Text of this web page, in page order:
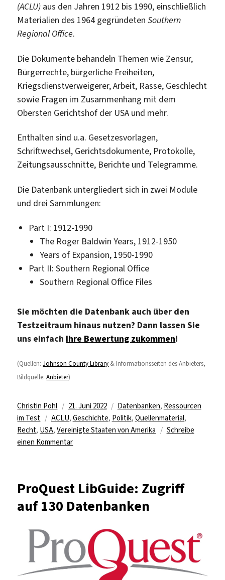
(ACLU) aus den Jahren 1912 bis 1990, einschließlich
Materialien des 1964 gegründetenSouthern
Regional Office.
Die Dokumente behandeln Themen wie Zensur,
Bürgerrechte, bürgerliche Freiheiten,
Kriegsdienstverweigerer, Arbeit, Rasse, Geschlecht
sowie Fragen im Zusammenhang mit dem
Obersten Gerichtshof der USA und mehr.
Enthalten sind u.a. Gesetzesvorlagen,
Schriftwechsel, Gerichtsdokumente, Protokolle,
Zeitungsausschnitte, Berichte und Telegramme.
Die Datenbank untergliedert sich in zwei Module
und drei Sammlungen:
Part I: 1912-1990
The Roger Baldwin Years, 1912-1950
Years of Expansion, 1950-1990
Part II: Southern Regional Office
Southern Regional Office Files
Sie möchten die Datenbank auch über den
Testzeitraum hinaus nutzen? Dann lassen Sie
uns einfach Ihre Bewertung zukommen!
(Quellen:Johnson County Library & Informationsseiten des Anbieters,
Bildquelle:Anbieter)
Autor
Christin Pohl
Veröffentlicht
am
21. Juni 2022 Kategorien
Datenbanken, Ressourcen
im Test
Schlagwörter
ACLU, Geschichte, Politik, Quellenmaterial,
Recht, USA,Vereinigte Staaten von Amerika
Schreibe
einen Kommentarzu
Making
of
Modern
American
Civil
Liberties
ProQuest LibGuide: Zugriff
auf 130 Datenbanken